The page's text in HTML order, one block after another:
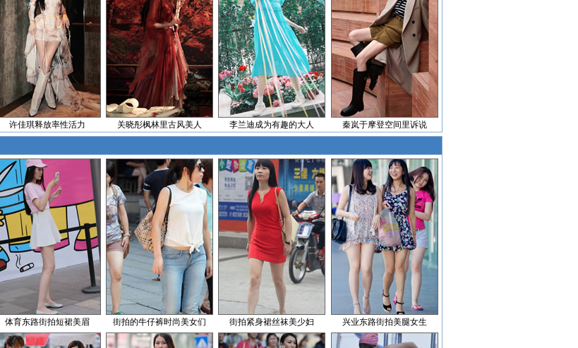
许佳琪释放率性活力 关晓彤枫林里古风美人 李兰迪成为有趣的大人 秦岚于摩登空间里诉说
体育东路街拍短裙美眉 街拍的牛仔裤时尚美女们 街拍紧身裙丝袜美少妇 兴业东路街拍美腿女生